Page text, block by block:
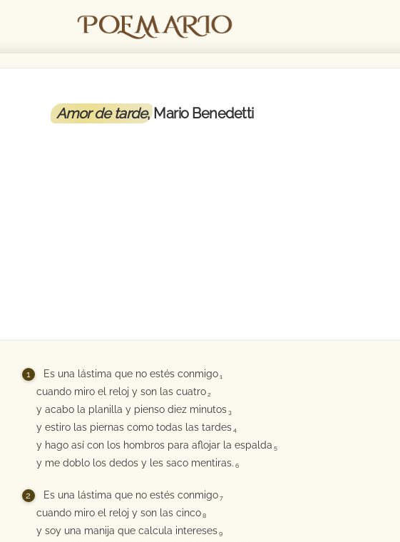
Amor de tarde, Mario Benedetti
Es una lástima que no estés conmigo 1
cuando miro el reloj y son las cuatro 2
y acabo la planilla y pienso diez minutos 3
y estiro las piernas como todas las tardes 4
y hago así con los hombros para aflojar la espalda 5
y me doblo los dedos y les saco mentiras. 6
Es una lástima que no estés conmigo 7
cuando miro el reloj y son las cinco 8
y soy una manija que calcula intereses 9